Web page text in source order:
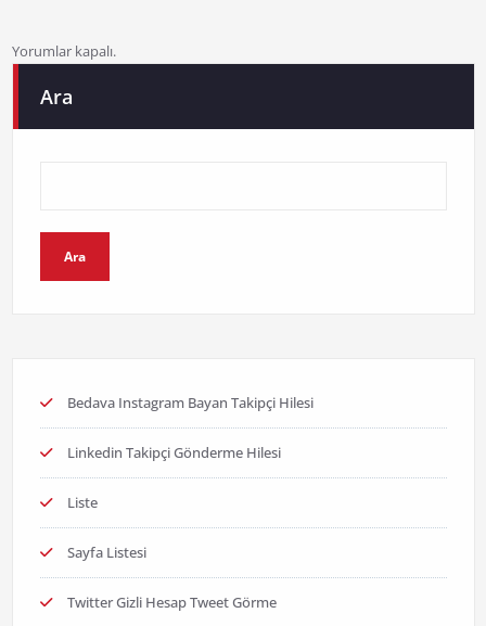
Yorumlar kapalı.
Ara
Ara
Bedava Instagram Bayan Takipçi Hilesi
Linkedin Takipçi Gönderme Hilesi
Liste
Sayfa Listesi
Twitter Gizli Hesap Tweet Görme